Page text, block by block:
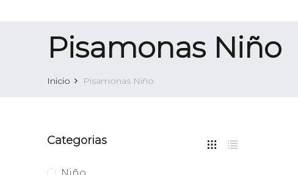
Pisamonas Niño
Inicio Pisamonas Niño
Categorias